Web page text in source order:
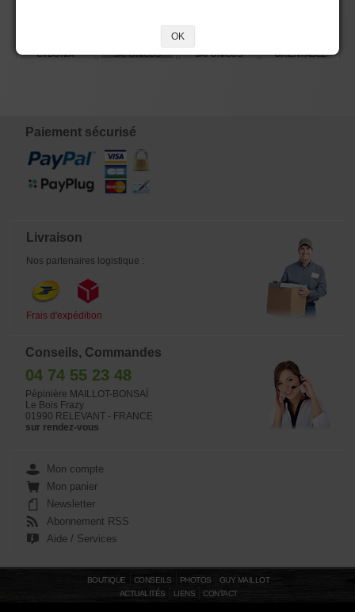
CYDONIA
JAPONICUS
JAPONICUS
ORIENTABLE
Paiement sécurisé
Livraison
Nos partenaires logistique :
Frais d'expédition
Conseils, Commandes
04 74 55 23 48
Pépinière MAILLOT-BONSAÏ
Le Bois Frazy
01990 RELEVANT - FRANCE
sur rendez-vous
Mon compte
Mon panier
Newsletter
Abonnement RSS
Aide / Services
BOUTIQUE CONSEILS PHOTOS
GUY MAILLOT
ACTUALITÉS
LIENS CONTACT
OK